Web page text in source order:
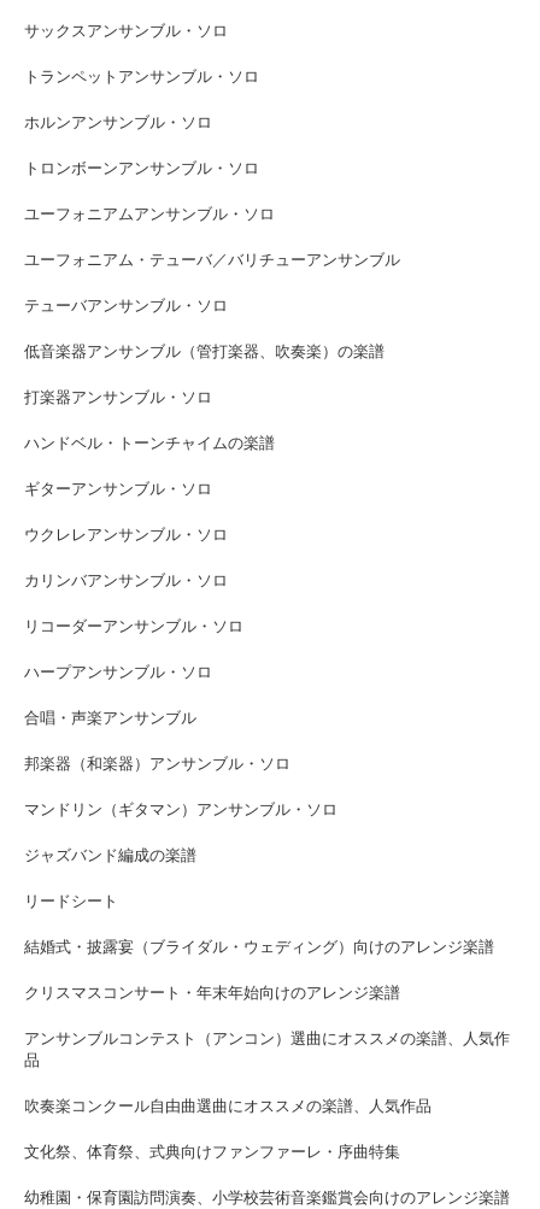
サックスアンサンブル・ソロ
トランペットアンサンブル・ソロ
ホルンアンサンブル・ソロ
トロンボーンアンサンブル・ソロ
ユーフォニアムアンサンブル・ソロ
ユーフォニアム・テューバ／バリチューアンサンブル
テューバアンサンブル・ソロ
低音楽器アンサンブル（管打楽器、吹奏楽）の楽譜
打楽器アンサンブル・ソロ
ハンドベル・トーンチャイムの楽譜
ギターアンサンブル・ソロ
ウクレレアンサンブル・ソロ
カリンバアンサンブル・ソロ
リコーダーアンサンブル・ソロ
ハープアンサンブル・ソロ
合唱・声楽アンサンブル
邦楽器（和楽器）アンサンブル・ソロ
マンドリン（ギタマン）アンサンブル・ソロ
ジャズバンド編成の楽譜
リードシート
結婚式・披露宴（ブライダル・ウェディング）向けのアレンジ楽譜
クリスマスコンサート・年末年始向けのアレンジ楽譜
アンサンブルコンテスト（アンコン）選曲にオススメの楽譜、人気作
品
吹奏楽コンクール自由曲選曲にオススメの楽譜、人気作品
文化祭、体育祭、式典向けファンファーレ・序曲特集
幼稚園・保育園訪問演奏、小学校芸術音楽鑑賞会向けのアレンジ楽譜